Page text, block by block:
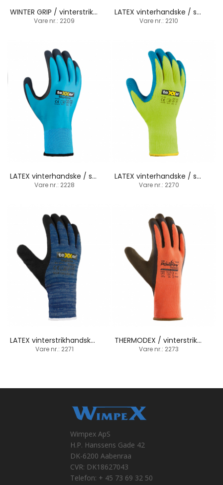
WINTER GRIP / vinterstrikhandske / strikbund
Vare nr.: 2209
LATEX vinterhandske / sandbelægning / strikbund
Vare nr.: 2210
LATEX vinterhandske / sandbelægning / strikbund
Vare nr.: 2228
LATEX vinterhandske / strikbund
Vare nr.: 2270
LATEX vinterstrikhandske / strikbund
Vare nr.: 2271
THERMODEX / vinterstrikhandske / vandafvisende for
Vare nr.: 2273
Wimpex ApS
H.P. Hanssens Gade 42
DK-6200 Aabenraa
CVR: DK18627043
Telefon: + 45 73 69 32 50